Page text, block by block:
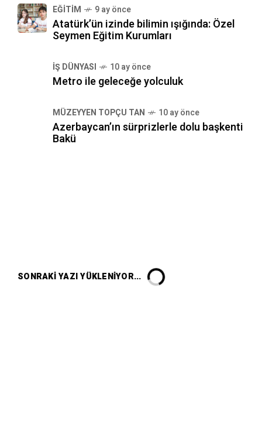
EĞITIM 9 ay önce
Atatürk’ün izinde bilimin ışığında: Özel
Seymen Eğitim Kurumları
İŞ DÜNYASI 10 ay önce
Metro ile geleceğe yolculuk
MÜZEYYEN TOPÇU TAN 10 ay önce
Azerbaycan’ın sürprizlerle dolu başkenti
Bakü
SONRAKI YAZI YÜKLENIYOR...